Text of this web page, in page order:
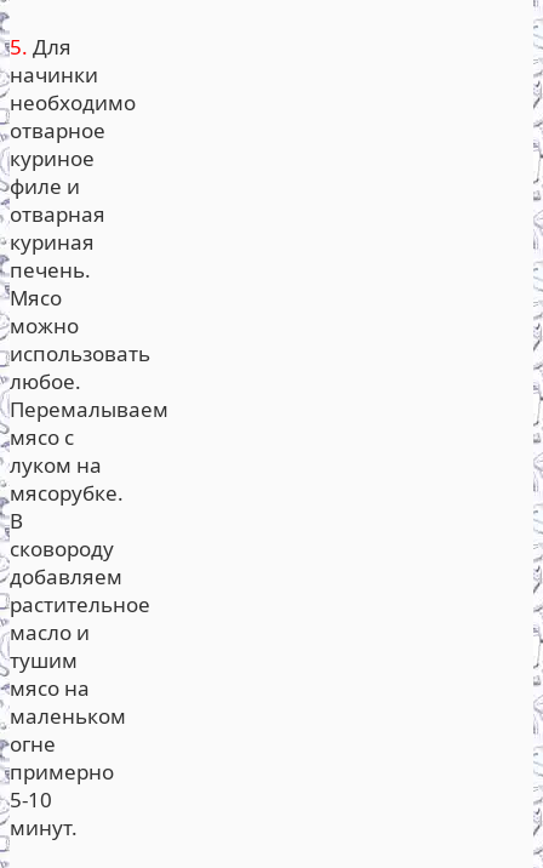
5. Для
начинки
необходимо
отварное
куриное
филе и
отварная
куриная
печень.
Мясо
можно
использовать
любое.
Перемалываем
мясо с
луком на
мясорубке.
В
сковороду
добавляем
растительное
масло и
тушим
мясо на
маленьком
огне
примерно
5-10
минут.